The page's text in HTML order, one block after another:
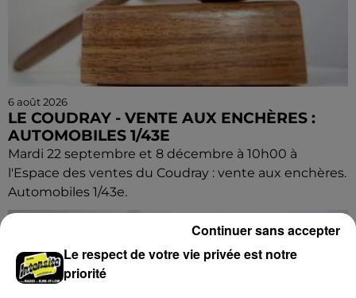
6 août 2026
LE COUDRAY - VENTE AUX ENCHÈRES :
AUTOMOBILES 1/43E
Mardi 22 septembre et 8 décembre à 10h00 à
l'Espace des ventes du Coudray : vente aux enchères.
Automobiles 1/43e.
Le respect de votre vie privée est notre
priorité
Continuer sans accepter